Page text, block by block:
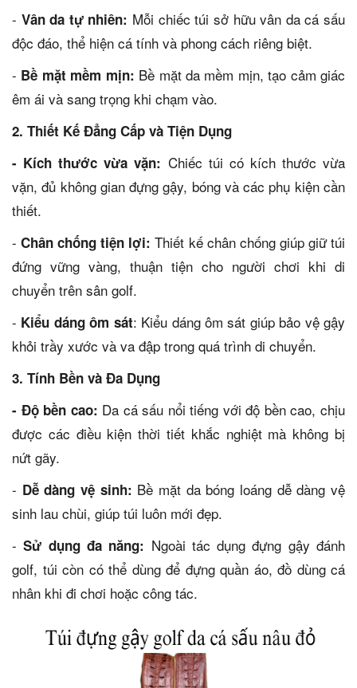
- Vân da tự nhiên: Mỗi chiếc túi sở hữu vân da cá sấu
độc đáo, thể hiện cá tính và phong cách riêng biệt.
- Bề mặt mềm mịn: Bề mặt da mềm mịn, tạo cảm giác
êm ái và sang trọng khi chạm vào.
2. Thiết Kế Đẳng Cấp và Tiện Dụng
- Kích thước vừa vặn: Chiếc túi có kích thước vừa
vặn, đủ không gian đựng gậy, bóng và các phụ kiện cần
thiết.
-Chân chống tiện lợi: Thiết kế chân chống giúp giữ túi
đứng vững vàng, thuận tiện cho người chơi khi di
chuyển trên sân golf.
- Kiểu dáng ôm sát: Kiểu dáng ôm sát giúp bảo vệ gậy
khỏi trầy xước và va đập trong quá trình di chuyển.
3. Tính Bền và Đa Dụng
- Độ bền cao: Da cá sấu nổi tiếng với độ bền cao, chịu
được các điều kiện thời tiết khắc nghiệt mà không bị
nứt gãy.
- Dễ dàng vệ sinh: Bề mặt da bóng loáng dễ dàng vệ
sinh lau chùi, giúp túi luôn mới đẹp.
-Sử dụng đa năng: Ngoài tác dụng đựng gậy đánh
golf, túi còn có thể dùng để đựng quần áo, đồ dùng cá
nhân khi đi chơi hoặc công tác.